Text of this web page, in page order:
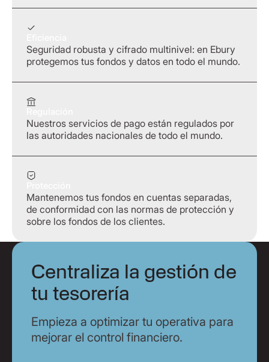
Seguridad robusta y cifrado multinivel: en Ebury
protegemos tus fondos y datos en todo el mundo.
Nuestros servicios de pago están regulados por
las autoridades nacionales de todo el mundo.
Mantenemos tus fondos en cuentas separadas,
de conformidad con las normas de protección y
sobre los fondos de los clientes.
Centraliza la gestión de
tu tesorería
Empieza a optimizar tu operativa para
mejorar el control financiero.